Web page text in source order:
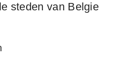
steden van Belgie